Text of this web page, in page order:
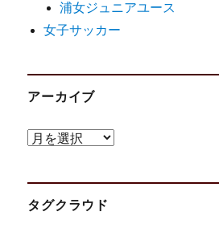
浦女ジュニアユース
女子サッカー
アーカイブ
ア
カ
イ
タグクラウド